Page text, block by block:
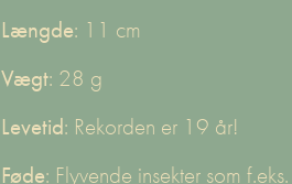
Længde: 11 cm
Vægt: 28 g
Levetid: Rekorden er 19 år!
Føde: Flyvende insekter som